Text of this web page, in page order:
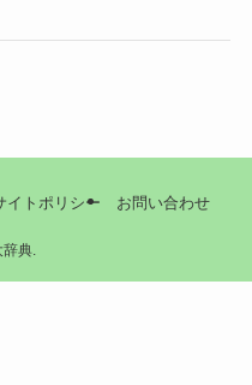
イトポリシー お問い合わせ
典.